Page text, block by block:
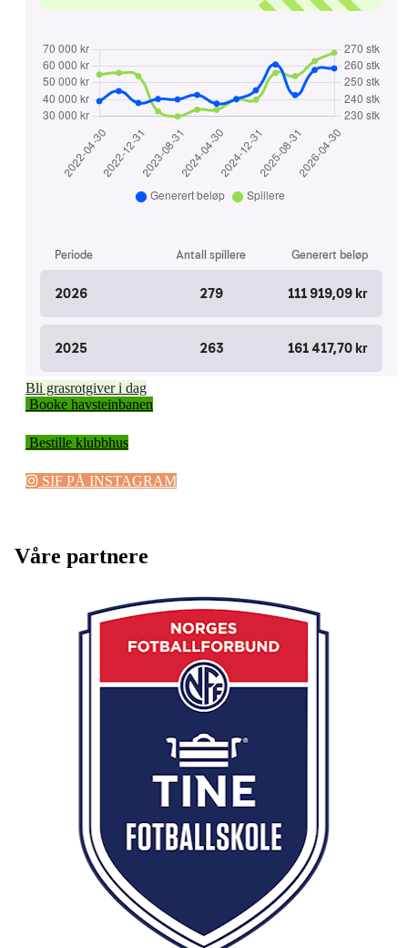
Bli grasrotgiver i dag
Booke havsteinbanen
Bestille klubbhus
SIF PÅ INSTAGRAM
Våre partnere